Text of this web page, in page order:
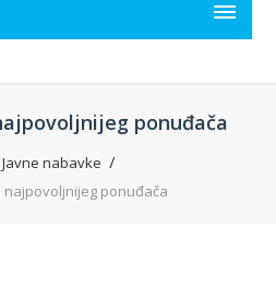
ponuđača
Javne nabavke
najpovoljnijeg ponuđača